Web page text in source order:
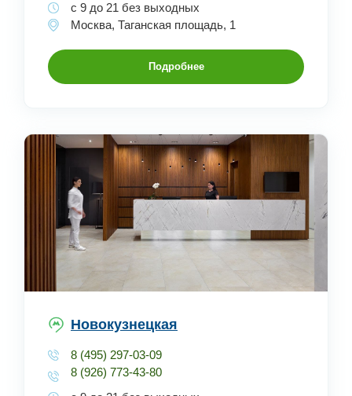
с 9 до 21 без выходных
Москва, Таганская площадь, 1
Подробнее
Новокузнецкая
8 (495) 297-03-09
8 (926) 773-43-80